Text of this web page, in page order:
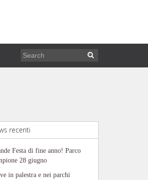
recenti
Festa di fine anno! Parco
28 giugno
in palestra e nei parchi